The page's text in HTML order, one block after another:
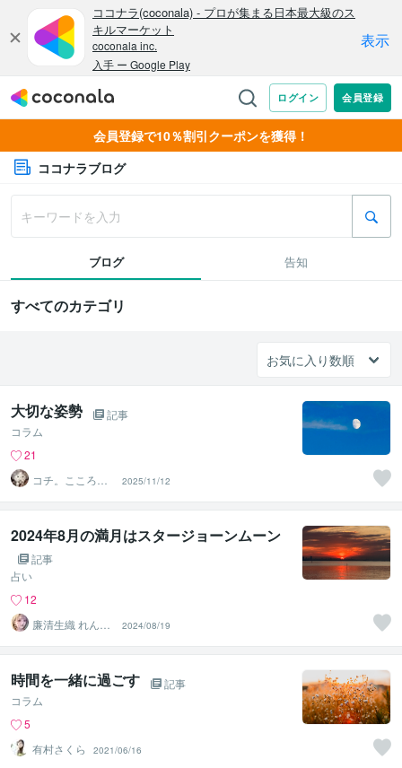
会員登録で10％割引クーポンを獲得！
ココナラブログ
ブログ 告知
すべてのカテゴリ
大切な姿勢
記事
コラム
21
コチ。こころの
庭
2025/11/12
2024年8月の満月はスタージョーンムーン
記事
占い
12
廉清生織 れんせ
い さき
2024/08/19
時間を一緒に過ごす
記事
コラム
5
有村さくら
2021/06/16